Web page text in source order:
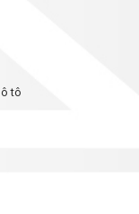
tô